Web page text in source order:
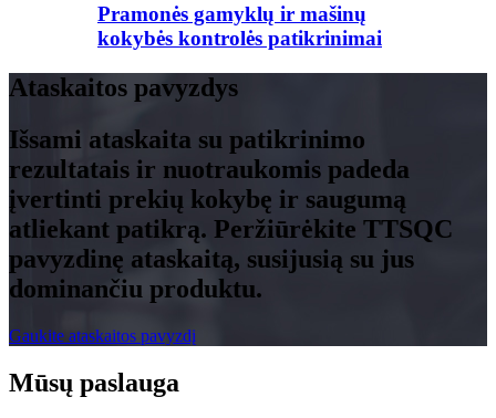
Pramonės gamyklų ir mašinų
kokybės kontrolės patikrinimai
Ataskaitos pavyzdys
Išsami ataskaita su patikrinimo
rezultatais ir nuotraukomis padeda
įvertinti prekių kokybę ir saugumą
atliekant patikrą. Peržiūrėkite TTSQC
pavyzdinę ataskaitą, susijusią su jus
dominančiu produktu.
Gaukite ataskaitos pavyzdį
Mūsų paslauga